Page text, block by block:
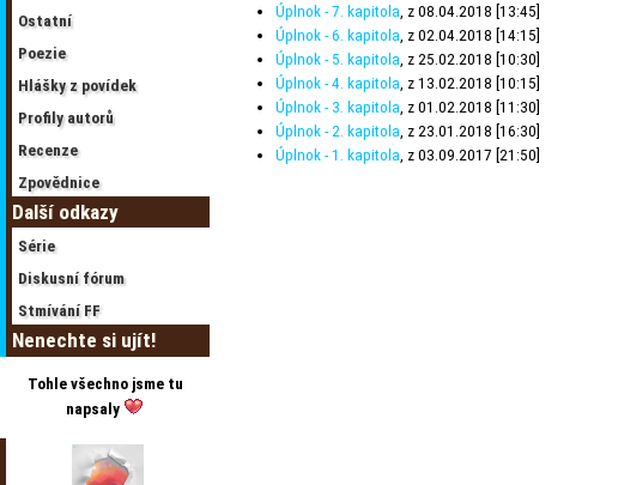
Ostatní
Poezie
Hlášky z povídek
Profily autorů
Recenze
Zpovědnice
Další odkazy
Série
Diskusní fórum
Stmívání FF
Nenechte si ujít!
Tohle všechno jsme tu
napsaly
Úplnok - 7. kapitola , z 08.04.2018 [13:45]
Úplnok - 6. kapitola , z 02.04.2018 [14:15]
Úplnok - 5. kapitola , z 25.02.2018 [10:30]
Úplnok - 4. kapitola , z 13.02.2018 [10:15]
Úplnok - 3. kapitola , z 01.02.2018 [11:30]
Úplnok - 2. kapitola , z 23.01.2018 [16:30]
Úplnok - 1. kapitola , z 03.09.2017 [21:50]